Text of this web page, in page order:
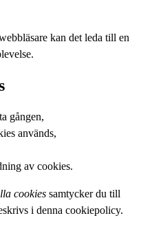
kan det leda till en
gången,
används,
av cookies.
cookies samtycker du till
i denna cookiepolicy.